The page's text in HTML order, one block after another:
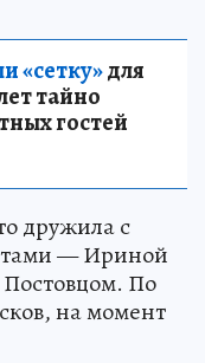
«сетку»для
тайно
гостей
дружила с
— Ириной
По
на момент